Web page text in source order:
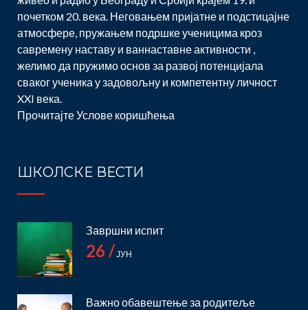
почетком 20. века. Неговањем пријатне и подстицајне
атмосфере, пружањем подршке ученицима кроз
савремену наставу и ваннаставне активности ,
желимо да пружимо основ за развој потенцијала
сваког ученика у задовољну и компетентну личност
XXI века.
ПрочитајтеУслове коришћења
ШКОЛСКЕ ВЕСТИ
Завршни испит
26 /ЈУН
Важно обавештење за родитеље